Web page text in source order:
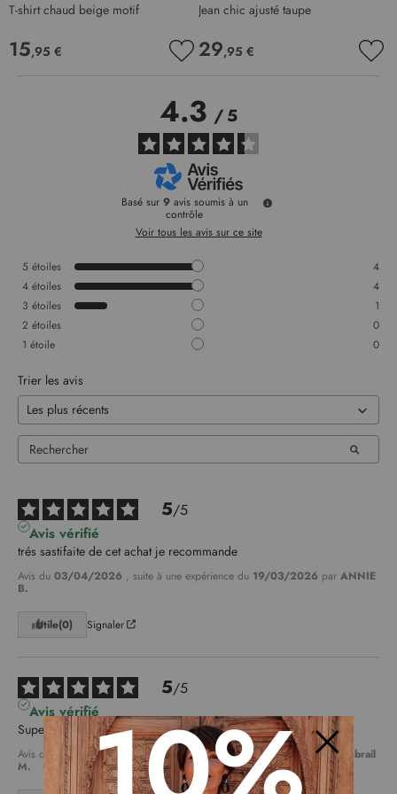
T-shirt chaud beige motif
15,95 €
MA
LISTE
D’ENVIE
Jean chic ajusté taupe
29,95 €
4.3/5
Basé sur 9 avis soumis à un
contrôle
Voir tous les avis sur ce site
5 étoiles
4
4 étoiles
4
3 étoiles
1
2 étoiles
0
1 étoile 0
Trier les avis
5/5
Avis vérifié
trés sastifaite de cet achat je recommande
Avis du 03/04/2026 , suite à une expérience du 19/03/2026 par ANNIE
B.
Utile(0) Signaler
5/5
Avis vérifié
Superbe bien taillée
Avis du 03/04/2026 , suite à une expérience du19/03/2026 par Hebrail
M. Fermer